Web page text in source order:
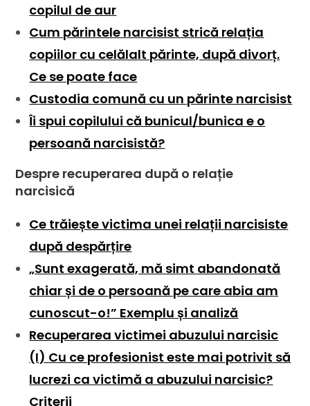
copilul de aur
Cum părintele narcisist strică relația
copiilor cu celălalt părinte, după divorț.
Ce se poate face
Custodia comună cu un părinte narcisist
Îi spui copilului că bunicul/bunica e o
persoană narcisistă?
Despre recuperarea după o relație
narcisică
Ce trăiește victima unei relații narcisiste
după despărțire
„Sunt exagerată, mă simt abandonată
chiar și de o persoană pe care abia am
cunoscut-o!” Exemplu și analiză
Recuperarea victimei abuzului narcisic
(I) Cu ce profesionist este mai potrivit să
lucrezi ca victimă a abuzului narcisic?
Criterii